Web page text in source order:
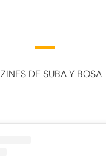
DE SUBA Y BOSA